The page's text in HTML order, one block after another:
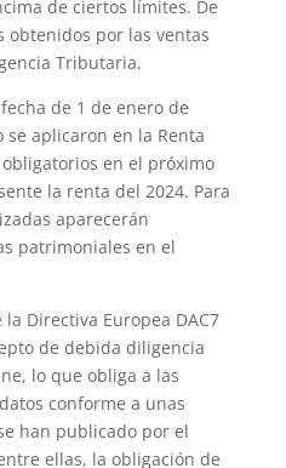
de ciertos límites. De
obtenidos por las ventas
Tributaria.
de 1 de enero de
se aplicaron en la Renta
en el próximo
la renta del 2024. Para
aparecerán
patrimoniales en el
Directiva Europea DAC7
de debida diligencia
lo que obliga a las
conforme a unas
han publicado por el
ellas, la obligación de